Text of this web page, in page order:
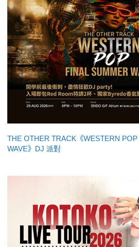
THE OTHER TRACK《WESTERN
WAVE》DJ 派對